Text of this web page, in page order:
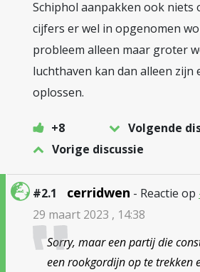
Schiphol aanpakken ook niets
cijfers er wel in opgenomen
probleem alleen maar groter
luchthaven kan dan alleen zijn
oplossen.
+8
Volgende
Vorige discussie
#2.1 cerridwen - Reactie op
29 maart 2023 , 14:38
Sorry, maar een partij die
een rookgordijn op te trekken